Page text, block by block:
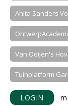
Anita Sanders
Van Ooijen's
Tuinplatform
LOGIN